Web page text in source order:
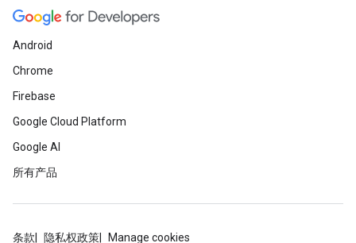
Android
Chrome
Firebase
Google Cloud Platform
Google AI
所有产品
条款 隐私权政策 Manage cookies